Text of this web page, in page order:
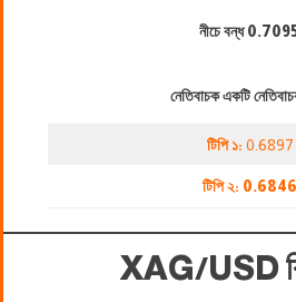
নীচে বন্ধ
নেতিবাচক একটি
টিপি ১: 0.6897
টিপি ২: 0.6846
XAG/USD